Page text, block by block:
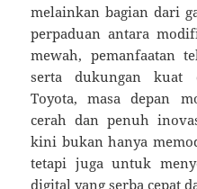
melainkan bagian dari
perpaduan antara
mewah, pemanfaatan
serta dukungan kuat
Toyota, masa depan
cerah dan penuh
kini bukan hanya
tetapi juga untuk
digital yang serba cepat